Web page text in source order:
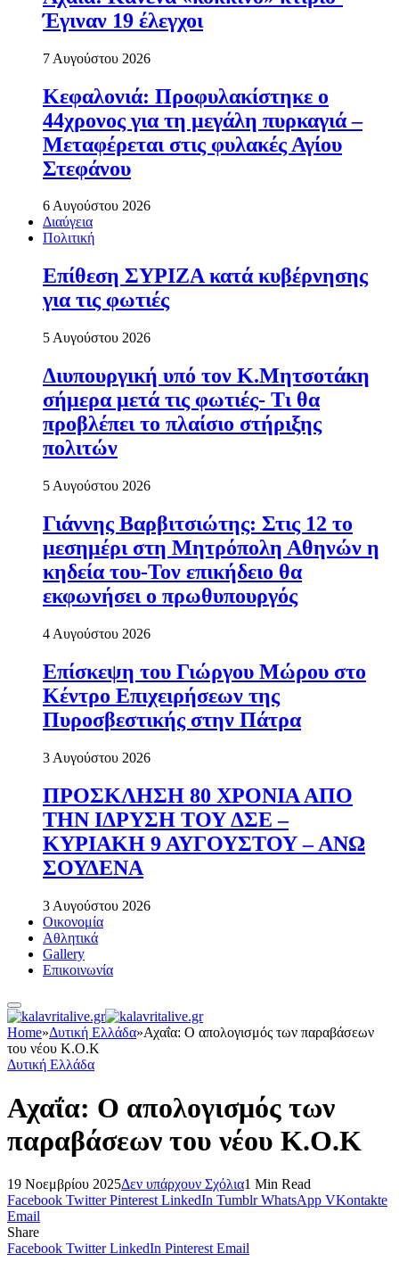
Έγιναν 19 έλεγχοι
7 Αυγούστου 2026
Κεφαλονιά: Προφυλακίστηκε ο
44χρονος για τη μεγάλη πυρκαγιά –
Μεταφέρεται στις φυλακές Αγίου
Στεφάνου
6 Αυγούστου 2026
Διαύγεια
Πολιτική
Επίθεση ΣΥΡΙΖΑ κατά κυβέρνησης
για τις φωτιές
5 Αυγούστου 2026
Διυπουργική υπό τον Κ.Μητσοτάκη
σήμερα μετά τις φωτιές- Τι θα
προβλέπει το πλαίσιο στήριξης
πολιτών
5 Αυγούστου 2026
Γιάννης Βαρβιτσιώτης: Στις 12 το
μεσημέρι στη Μητρόπολη Αθηνών η
κηδεία του-Τον επικήδειο θα
εκφωνήσει ο πρωθυπουργός
4 Αυγούστου 2026
Επίσκεψη του Γιώργου Μώρου στο
Κέντρο Επιχειρήσεων της
Πυροσβεστικής στην Πάτρα
3 Αυγούστου 2026
ΠΡΟΣΚΛΗΣΗ 80 ΧΡΟΝΙΑ ΑΠΟ
ΤΗΝ ΙΔΡΥΣΗ ΤΟΥ ΔΣΕ –
ΚΥΡΙΑΚΗ 9 ΑΥΓΟΥΣΤΟΥ – ΑΝΩ
ΣΟΥΔΕΝΑ
3 Αυγούστου 2026
Οικονομία
Αθλητικά
Gallery
Επικοινωνία
Home»Δυτική Ελλάδα»Αχαΐα: Ο απολογισμός των παραβάσεων
του νέου Κ.Ο.Κ
Δυτική Ελλάδα
Αχαΐα: Ο απολογισμός των
παραβάσεων του νέου Κ.Ο.Κ
19 Νοεμβρίου 2025Δεν υπάρχουν Σχόλια1 Min Read
Facebook Twitter Pinterest LinkedIn Tumblr WhatsApp VKontakte
Email
Share
Facebook Twitter LinkedIn Pinterest Email